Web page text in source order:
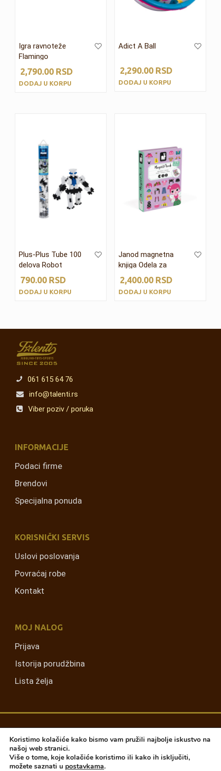
Igra ravnoteže
Flamingo
2,790.00 RSD
DODAJ U KORPU
Adict A Ball
2,290.00RSD
DODAJ U KORPU
Plus-Plus Tube 100
delova Robot
790.00 RSD
DODAJ U KORPU
Janod magnetna
knjiga Odela za
devojčice
2,400.00RSD
DODAJ U KORPU
061 615 64 76
info@talenti.rs
Viber poziv / poruka
INFORMACIJE
Podaci firme
Brendovi
Specijalna ponuda
KORISNIČKI SERVIS
Uslovi poslovanja
Povraćaj robe
Kontakt
MOJ NALOG
Prijava
Istorija porudžbina
Lista želja
Koristimo kolačiće kako bismo vam pružili najbolje iskustvo na
našoj web stranici.
Više o tome, koje kolačiće koristimo ili kako ih isključiti,
možete saznati u postavkama.